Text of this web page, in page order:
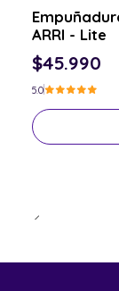
ARRI - Lite
$45.990
5.0